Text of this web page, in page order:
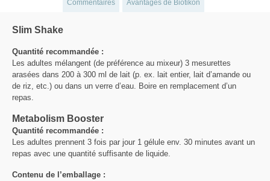
Commentaires Avantages de Biotikon
Slim Shake
Quantité recommandée :
Les adultes mélangent (de préférence au mixeur) 3 mesurettes
arasées dans 200 à 300 ml de lait (p. ex. lait entier, lait d’amande ou
de riz, etc.) ou dans un verre d’eau. Boire en remplacement d’un
repas.
Metabolism Booster
Quantité recommandée :
Les adultes prennent 3 fois par jour 1 gélule env. 30 minutes avant un
repas avec une quantité suffisante de liquide.
Contenu de l’emballage :